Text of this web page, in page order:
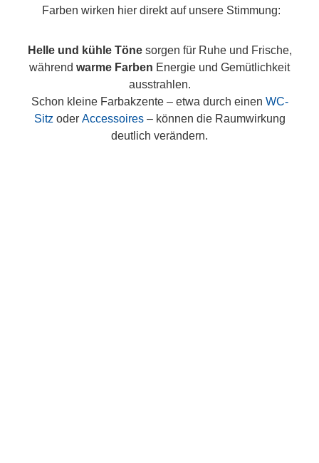
Farben wirken hier direkt auf unsere Stimmung:
Helle und kühle Tönesorgen für Ruhe und Frische,
während warme Farben Energie und Gemütlichkeit
ausstrahlen.
Schon kleine Farbakzente – etwa durch einen WC-
Sitz oder Accessoires– können die Raumwirkung
deutlich verändern.